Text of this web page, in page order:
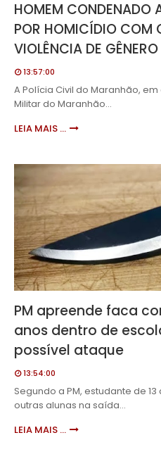
HOMEM CONDENADO
POR HOMICÍDIO COM
VIOLÊNCIA DE GÊNERO
13:57:00
A Polícia Civil do Maranhão,
Militar do Maranhão…
LEIA MAIS ...
PM apreende faca
anos dentro de
possível ataque
13:54:00
Segundo a PM, estudante de
outras alunas na saída…
LEIA MAIS ...